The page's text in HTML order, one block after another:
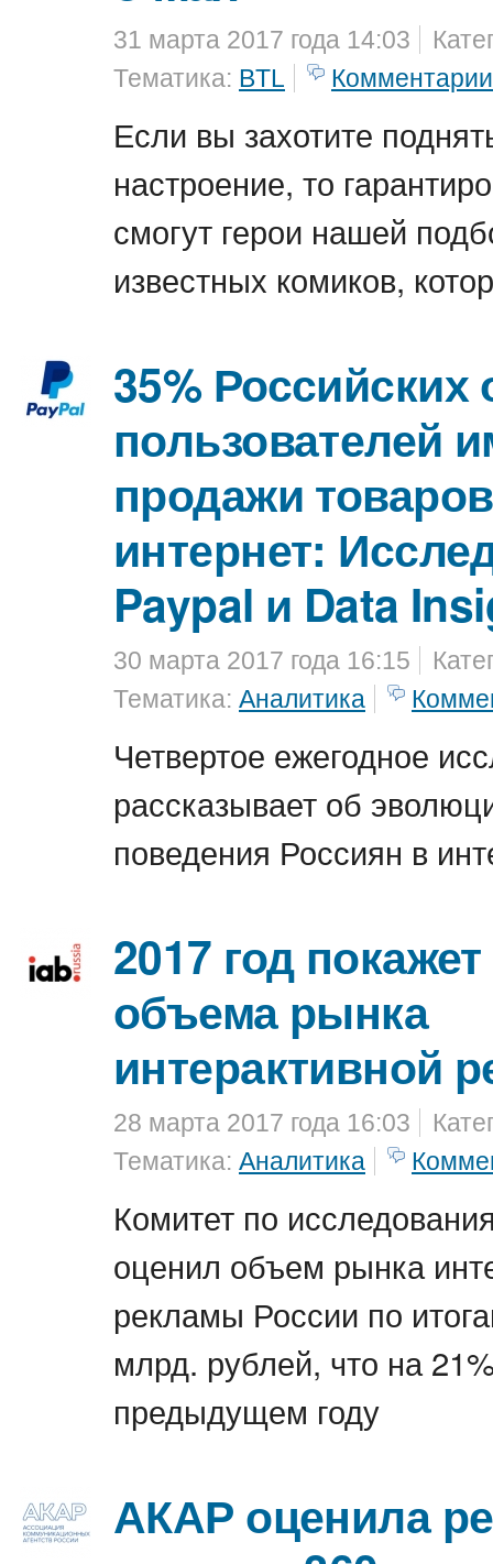
31 марта 2017 года 14:03
Тематика: BTL Комментарии
Если вы захотите
настроение, то
смогут герои нашей
известных комиков,
35% Российских
пользователей
продажи
интернет:
Paypal и Data
30 марта 2017 года 16:15
Тематика: Аналитика
Четвертое ежегодное
рассказывает об
поведения Россиян в
2017 год
объема рынка
интерактивной
28 марта 2017 года 16:03
Тематика: Аналитика
Комитет по
оценил объем рынка
рекламы России по
млрд. рублей, что на
предыдущем году
АКАР оценила